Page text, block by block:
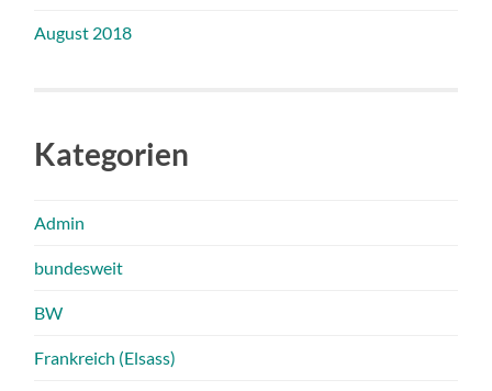
August 2018
Kategorien
Admin
bundesweit
BW
Frankreich (Elsass)